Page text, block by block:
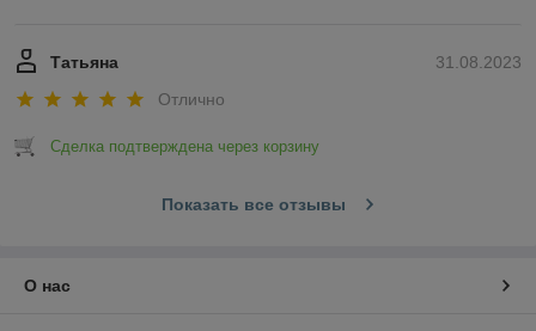
31.08.2023
Татьяна
Отлично
Сделка подтверждена через корзину
Показать все отзывы
О нас